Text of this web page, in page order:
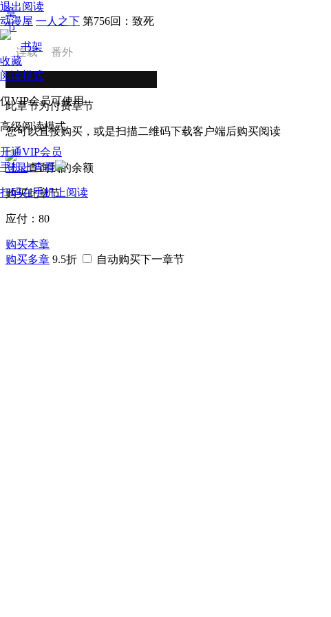
章
节
连载 番外
退出阅读
动漫屋 一人之下 第756回：致死
书架
收藏
阅读模式
仅VIP会员可使用
高级阅读模式
开通VIP会员
手机上查看
扫码在手机上阅读
此章节为付费章节
您可以直接购买，或是扫描二维码下载客户端后购买阅读
登录查询我的余额
购买此章节
应付： 80
购买本章
购买多章 9.5折 自动购买下一章节